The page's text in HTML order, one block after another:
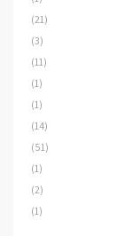
(21)
(3)
(11)
(1)
(1)
(14)
(51)
(1)
(2)
(1)